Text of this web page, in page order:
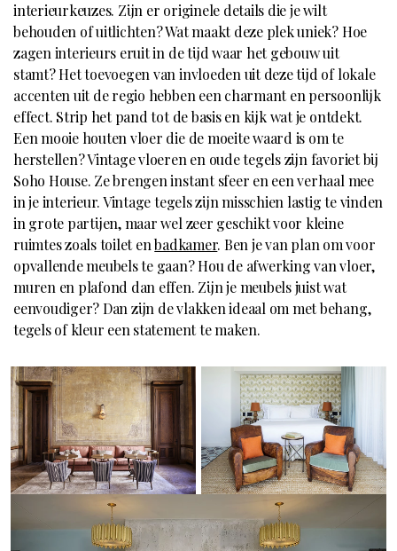
interieurkeuzes. Zijn er originele details die je wilt
behouden of uitlichten? Wat maakt deze plek uniek? Hoe
zagen interieurs eruit in de tijd waar het gebouw uit
stamt? Het toevoegen van invloeden uit deze tijd of lokale
accenten uit de regio hebben een charmant en persoonlijk
effect. Strip het pand tot de basis en kijk wat je ontdekt.
Een mooie houten vloer die de moeite waard is om te
herstellen? Vintage vloeren en oude tegels zijn favoriet bij
Soho House. Ze brengen instant sfeer en een verhaal mee
in je interieur. Vintage tegels zijn misschien lastig te vinden
in grote partijen, maar wel zeer geschikt voor kleine
ruimtes zoals toilet enbadkamer. Ben je van plan om voor
opvallende meubels te gaan? Hou de afwerking van vloer,
muren en plafond dan effen. Zijn je meubels juist wat
eenvoudiger? Dan zijn de vlakken ideaal om met behang,
tegels of kleur een statement te maken.